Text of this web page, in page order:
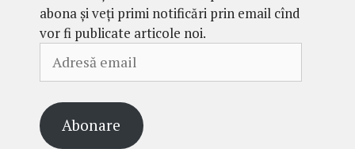
abona și veți primi notificări prin email cînd
vor fi publicate articole noi.
email
Abonare